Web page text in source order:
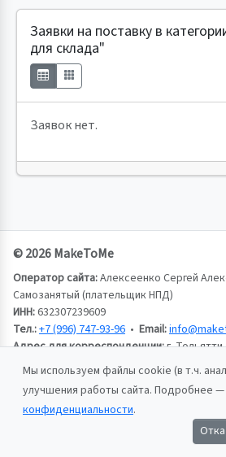
Заявки на поставку в
для склада"
Заявок нет.
© 2026 MakeToMe
Оператор сайта:Алексеенко Сергей
Самозанятый (плательщик НПД)
ИНН:632307239609
Тел.:+7 (996) 747-93-96 • Email:
Адрес для корреспонденции:г.
Алексеенко Сергей Александрович
Пользовательское соглашение
Политика конфиденциальности
Мы используем файлы cookie (в т.ч.
улучшения работы сайта. Подробнее —
конфиденциальности.